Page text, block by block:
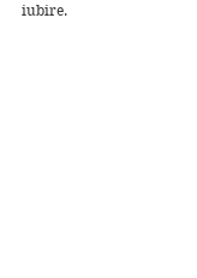
iubire.